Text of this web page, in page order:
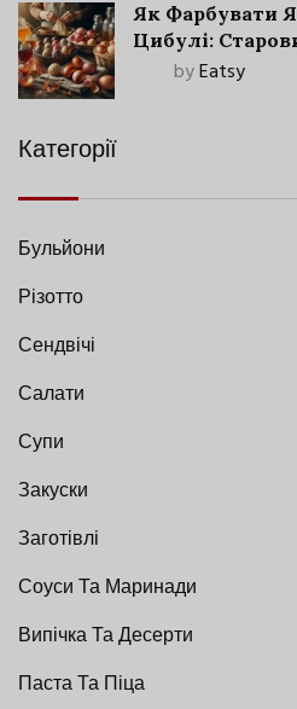
Як Фарбувати
Цибулі:
Сучасними
byEatsy
Категорії
Бульйони
Різотто
Сендвічі
Салати
Супи
Закуски
Заготівлі
Соуси Та Маринади
Випічка Та Десерти
Паста Та Піца